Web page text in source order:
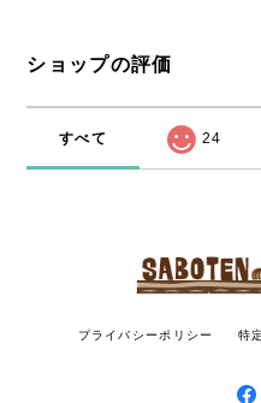
ショップの評価
すべて 24
プライバシーポリシー 特